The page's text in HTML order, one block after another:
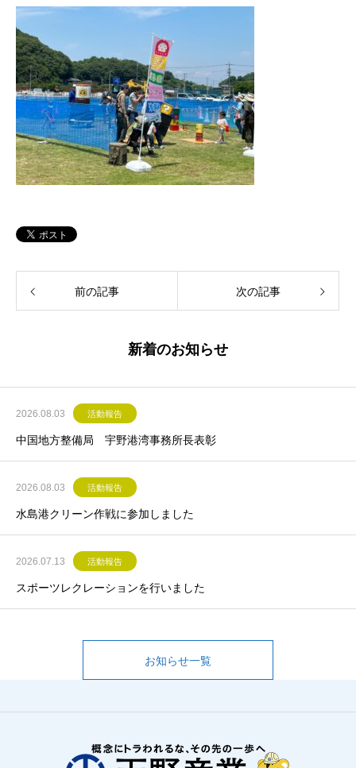
前の記事 次の記事
新着のお知らせ
2026.08.03 活動報告
中国地方整備局 宇野港湾事務所長表彰
2026.08.03 活動報告
水島港クリーン作戦に参加しました
2026.07.13 活動報告
スポーツレクレーションを行いました
お知らせ一覧